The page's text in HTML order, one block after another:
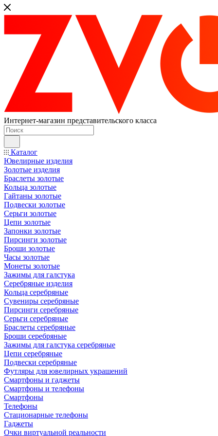
Интернет-магазин представительского класса
Каталог
Ювелирные изделия
Золотые изделия
Браслеты золотые
Кольца золотые
Гайтаны золотые
Подвески золотые
Серьги золотые
Цепи золотые
Запонки золотые
Пирсинги золотые
Броши золотые
Часы золотые
Монеты золотые
Зажимы для галстука
Серебряные изделия
Кольца серебряные
Сувениры серебряные
Пирсинги серебряные
Серьги серебряные
Браслеты серебряные
Броши серебряные
Зажимы для галстука серебряные
Цепи серебряные
Подвески серебряные
Футляры для ювелирных украшений
Смартфоны и гаджеты
Смартфоны и телефоны
Смартфоны
Телефоны
Стационарные телефоны
Гаджеты
Очки виртуальной реальности